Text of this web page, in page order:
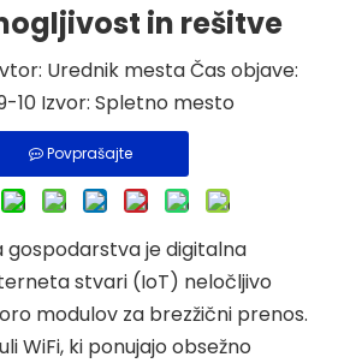
in rešitve
Urednik mesta Čas objave:
10 Izvor: Spletno mesto
Povprašajte
gospodarstva je digitalna
stvari (IoT) neločljivo
modulov za brezžični prenos.
WiFi, ki ponujajo obsežno